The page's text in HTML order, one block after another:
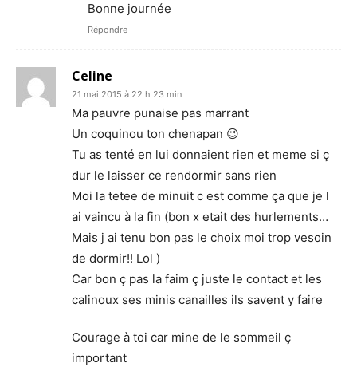
Bonne journée
Répondre
Celine
21 mai 2015 à 22 h 23 min
Ma pauvre punaise pas marrant
Un coquinou ton chenapan 😉
Tu as tenté en lui donnaient rien et meme si ç
dur le laisser ce rendormir sans rien
Moi la tetee de minuit c est comme ça que je l
ai vaincu à la fin (bon x etait des hurlements…
Mais j ai tenu bon pas le choix moi trop vesoin
de dormir!! Lol )
Car bon ç pas la faim ç juste le contact et les
calinoux ses minis canailles ils savent y faire
Courage à toi car mine de le sommeil ç
important